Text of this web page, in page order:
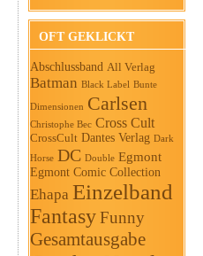
OFT GEKLICKT
Abschlussband All Verlag
Batman Black Label Bunte
Dimensionen Carlsen
Christophe Bec Cross Cult
CrossCult Dantes Verlag Dark
Horse DC Double Egmont
Egmont Comic Collection
Ehapa Einzelband
FantasyFunny
Gesamtausgabe